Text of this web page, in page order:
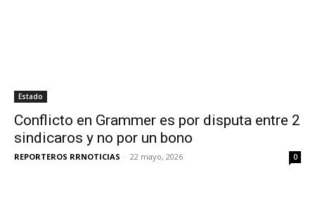
Estado
Conflicto en Grammer es por disputa entre 2
sindicaros y no por un bono
REPORTEROS RRNOTICIAS - 22 mayo, 2026 0